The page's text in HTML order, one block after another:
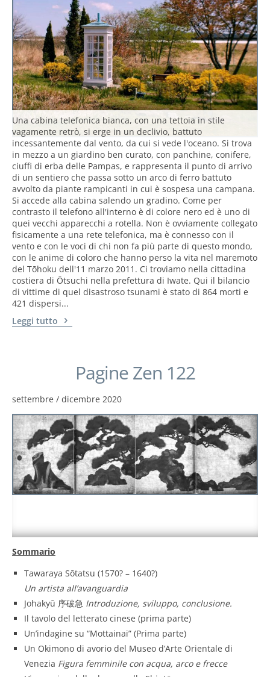
Una cabina telefonica bianca, con una tettoia in stile
vagamente retrò, si erge in un declivio, battuto
incessantemente dal vento, da cui si vede l'oceano. Si trova
in mezzo a un giardino ben curato, con panchine, conifere,
ciuffi di erba delle Pampas, e rappresenta il punto di arrivo
di un sentiero che passa sotto un arco di ferro battuto
avvolto da piante rampicanti in cui è sospesa una campana.
Si accede alla cabina salendo un gradino. Come per
contrasto il telefono all'interno è di colore nero ed è uno di
quei vecchi apparecchi a rotella. Non è ovviamente collegato
fisicamente a una rete telefonica, ma è connesso con il
vento e con le voci di chi non fa più parte di questo mondo,
con le anime di coloro che hanno perso la vita nel maremoto
del Tōhoku dell'11 marzo 2011. Ci troviamo nella cittadina
costiera di Ōtsuchi nella prefettura di Iwate. Qui il bilancio
di vittime di quel disastroso tsunami è stato di 864 morti e
421 dispersi...
Leggi tutto
Pagine Zen 122
settembre / dicembre 2020
Sommario
Tawaraya Sōtatsu (1570? – 1640?)
Un artista all’avanguardia
Johakyū 序破急 Introduzione, sviluppo, conclusione.
Il tavolo del letterato cinese (prima parte)
Un’indagine su “Mottainai” (Prima parte)
Un Okimono di avorio del Museo d’Arte Orientale di
Venezia Figura femminile con acqua, arco e frecce